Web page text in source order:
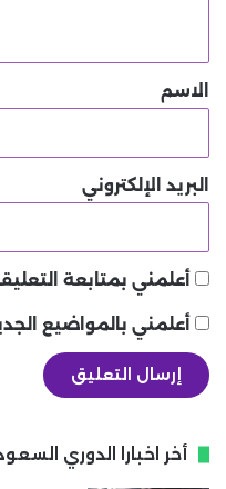
*الاسم
البريد الإلكتروني
أعلمني بمتابعة
أعلمني بالمواضيع
أخر اخبارا الدوري